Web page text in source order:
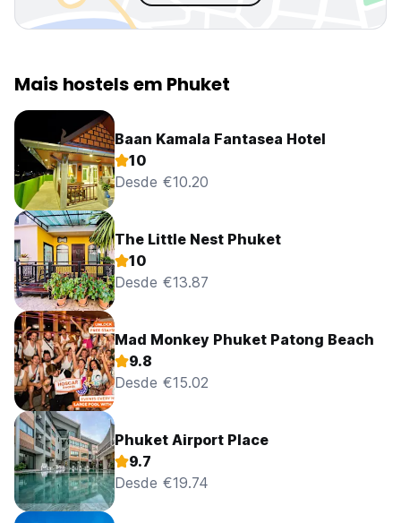
Mais hostels em Phuket
Baan Kamala Fantasea Hotel
10
Desde €10.20
The Little Nest Phuket
10
Desde €13.87
Mad Monkey Phuket Patong Beach
9.8
Desde €15.02
Phuket Airport Place
9.7
Desde €19.74